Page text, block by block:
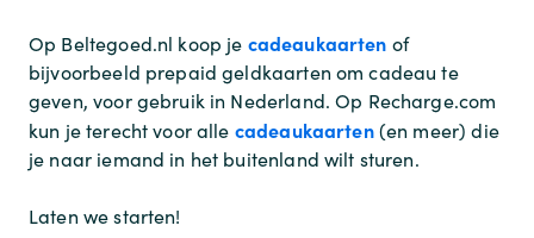
Op Beltegoed.nl koop je cadeaukaarten of
bijvoorbeeld prepaid geldkaarten om cadeau te
geven, voor gebruik in Nederland. Op Recharge.com
kun je terecht voor alle cadeaukaarten(en meer) die
je naar iemand in het buitenland wilt sturen.
Laten we starten!